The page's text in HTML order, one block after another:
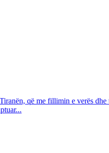
që me fillimin e verës